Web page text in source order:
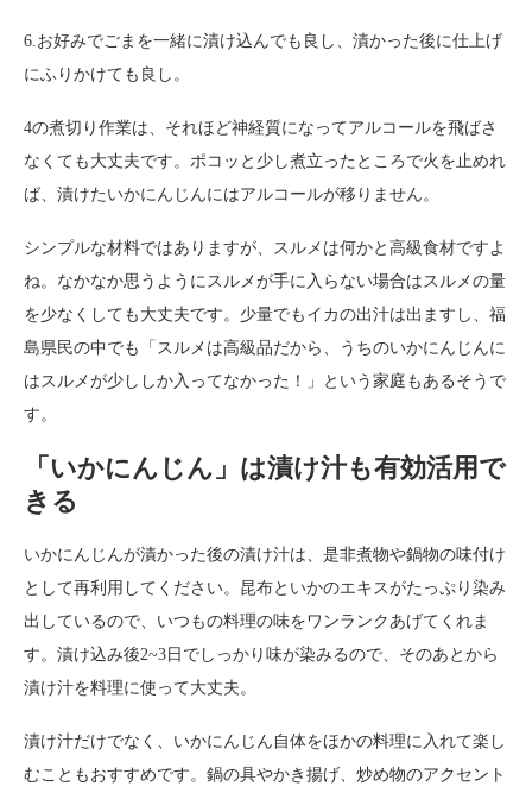
6.お好みでごまを一緒に漬け込んでも良し、漬かった後に仕上げ
にふりかけても良し。
4の煮切り作業は、それほど神経質になってアルコールを飛ばさ
なくても大丈夫です。ポコッと少し煮立ったところで火を止めれ
ば、漬けたいかにんじんにはアルコールが移りません。
シンプルな材料ではありますが、スルメは何かと高級食材ですよ
ね。なかなか思うようにスルメが手に入らない場合はスルメの量
を少なくしても大丈夫です。少量でもイカの出汁は出ますし、福
島県民の中でも「スルメは高級品だから、うちのいかにんじんに
はスルメが少ししか入ってなかった！」という家庭もあるそうで
す。
「いかにんじん」は漬け汁も有効活用で
きる
いかにんじんが漬かった後の漬け汁は、是非煮物や鍋物の味付け
として再利用してください。昆布といかのエキスがたっぷり染み
出しているので、いつもの料理の味をワンランクあげてくれま
す。漬け込み後2~3日でしっかり味が染みるので、そのあとから
漬け汁を料理に使って大丈夫。
漬け汁だけでなく、いかにんじん自体をほかの料理に入れて楽し
むこともおすすめです。鍋の具やかき揚げ、炒め物のアクセント